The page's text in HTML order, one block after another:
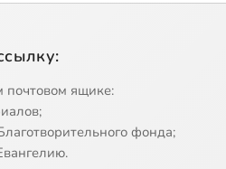
ящике:
фонда;